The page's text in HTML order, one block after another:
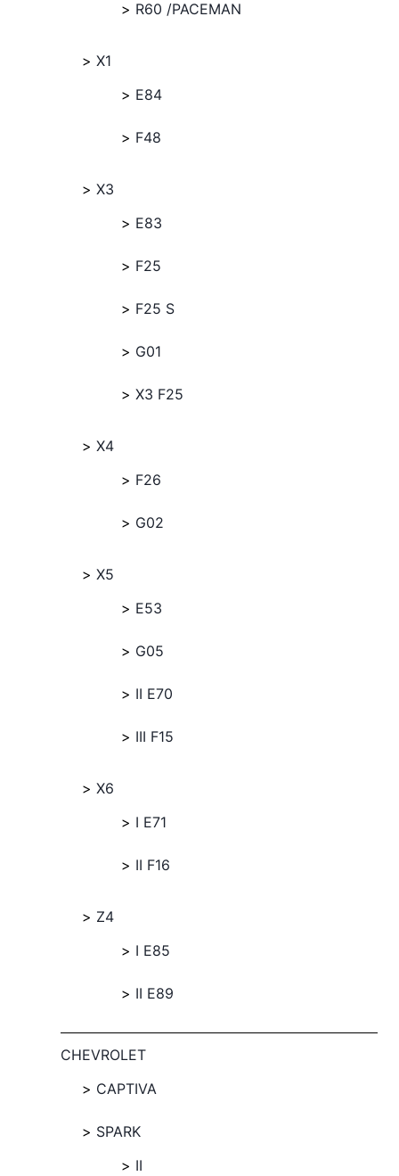
R60 /PACEMAN
X1
E84
F48
X3
E83
F25
F25 S
G01
X3 F25
X4
F26
G02
X5
E53
G05
II E70
III F15
X6
I E71
II F16
Z4
I E85
II E89
CHEVROLET
CAPTIVA
SPARK
II